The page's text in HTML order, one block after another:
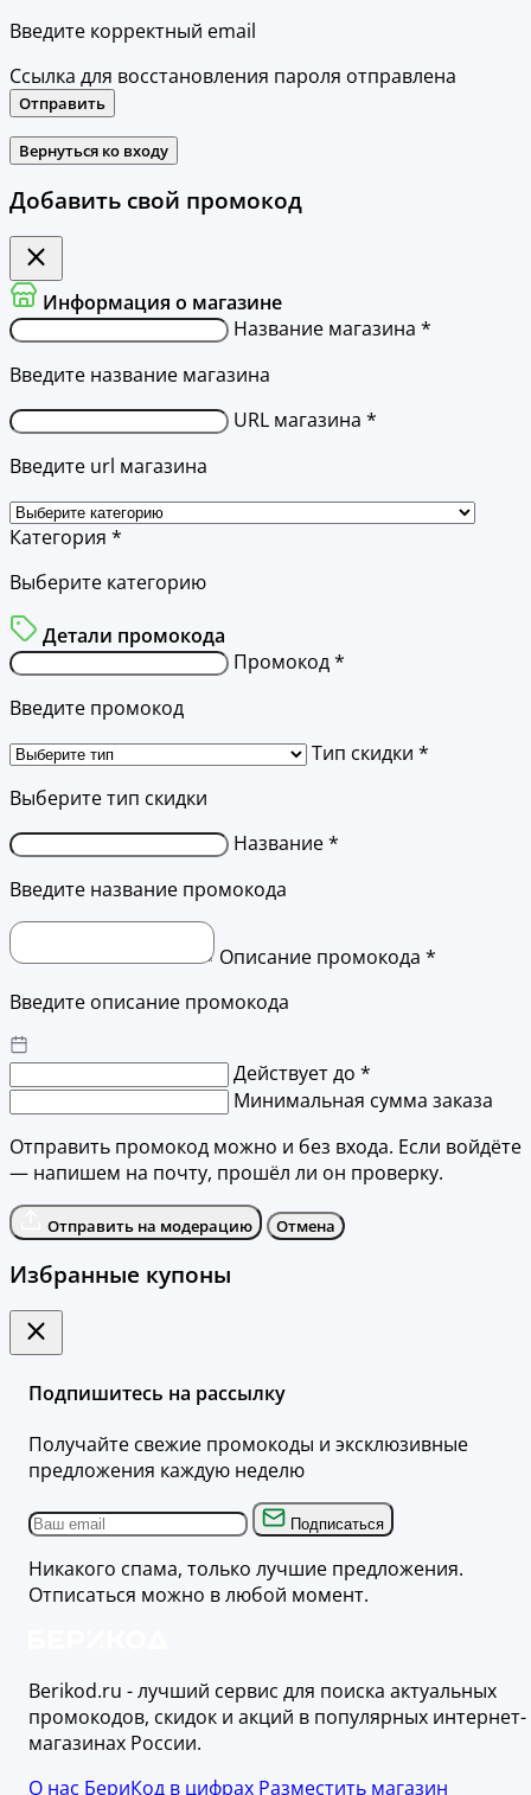
Введите корректный email
Ссылка для восстановления пароля отправлена
Отправить
Вернуться ко входу
Добавить свой промокод
Информация о магазине
Название магазина *
Введите название магазина
URL магазина *
Введите url магазина
Категория *
Выберите категорию
Детали промокода
Промокод *
Введите промокод
Тип скидки *
Выберите тип скидки
Название *
Введите название промокода
Описание промокода *
Введите описание промокода
Действует до *
Минимальная сумма заказа
Отправить промокод можно и без входа. Если войдёте
— напишем на почту, прошёл ли он проверку.
Отправить на модерацию Отмена
Избранные купоны
Подпишитесь на рассылку
Получайте свежие промокоды и эксклюзивные
предложения каждую неделю
Подписаться
Никакого спама, только лучшие предложения.
Отписаться можно в любой момент.
Berikod.ru - лучший сервис для поиска актуальных
промокодов, скидок и акций в популярных интернет-
магазинах России.
О нас БериКод в цифрах Разместить магазин